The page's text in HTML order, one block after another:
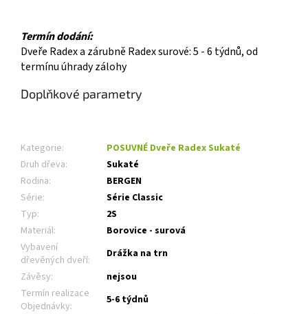
Termín dodání:
Dveře Radex a zárubně Radex surové: 5 - 6 týdnů, od
termínu úhrady zálohy
Doplňkové parametry
Kategorie:
POSUVNÉ Dveře Radex Sukaté
Druh dřeva:
Sukaté
Rodina:
BERGEN
Série:
Série Classic
Typ:
2S
Materiál:
Borovice - surová
Vybavení
dřevěných dveří:
Drážka na trn
Závěsy:
nejsou
Termín realizace
Objednávky:
5-6 týdnů